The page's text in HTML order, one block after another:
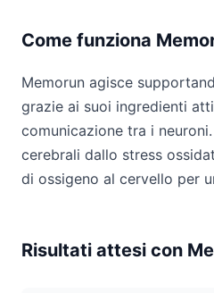
Come funziona
Memorun agisce
grazie ai suoi ingredienti
comunicazione tra i
cerebrali dallo stress
di ossigeno al cervello per
Risultati attesi con